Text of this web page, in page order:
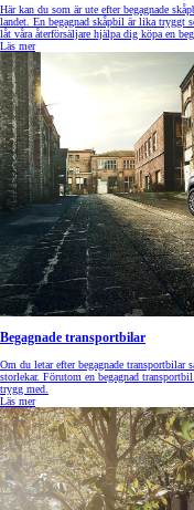
Här kan du som är ute efter begagnade
landet. En begagnad skåpbil är lika
låt våra återförsäljare hjälpa dig köpa en
Läs mer
Begagnade transportbilar
Om du letar efter begagnade transportbilar
storlekar. Förutom en begagnad
trygg med.
Läs mer